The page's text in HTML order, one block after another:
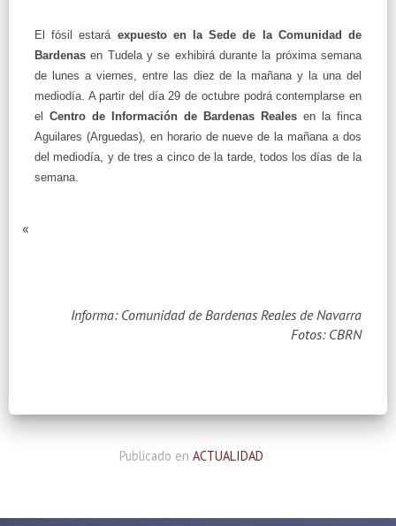
El fósil estará expuesto en la Sede de la Comunidad de
Bardenas en Tudela y se exhibirá durante la próxima semana
de lunes a viernes, entre las diez de la mañana y la una del
mediodía. A partir del día 29 de octubre podrá contemplarse en
el Centro de Información de Bardenas Reales en la finca
Aguilares (Arguedas), en horario de nueve de la mañana a dos
del mediodía, y de tres a cinco de la tarde, todos los días de la
semana.
«
Informa: Comunidad de Bardenas Reales de Navarra
Fotos: CBRN
Publicado enACTUALIDAD